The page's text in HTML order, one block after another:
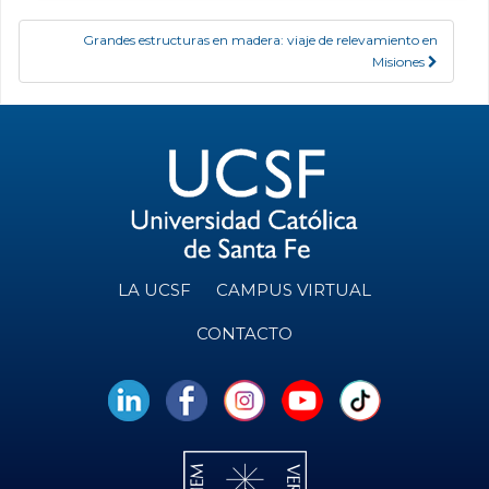
Grandes estructuras en madera: viaje de relevamiento en
Misiones
LA UCSF CAMPUS VIRTUAL
CONTACTO